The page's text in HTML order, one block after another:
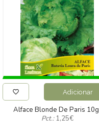
Adicionar
Alface Blonde De Paris 10g
Pct.:1,25€